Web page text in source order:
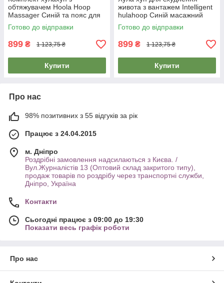
обтяжувачем Hoola Hoop
Massager Синій та пояс для
схуднення Vulkan Вулкан
Extra Long
Готово до відправки
899 ₴ 1 123,75 ₴
Купити
живота з вантажем Intelligent
hulahoop Синій масажний
обруч для талії
Готово до відправки
899 ₴ 1 123,75 ₴
Купити
Про нас
98% позитивних з 55 відгуків за рік
Працює з 24.04.2015
м. Дніпро
Роздрібні замовлення надсилаються з Києва. /
Вул.Журналістів 13 (Оптовий склад закритого типу),
продаж товарів по роздрібу через транспортні служби,
Дніпро, Україна
Контакти
Сьогодні працює з 09:00 до 19:30
Показати весь графік роботи
Про нас